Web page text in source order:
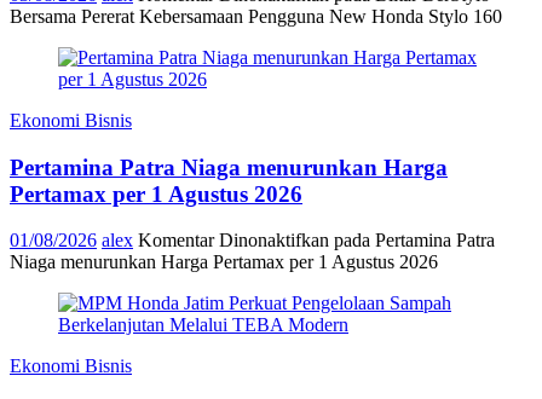
Bersama Pererat Kebersamaan Pengguna New Honda Stylo 160
Ekonomi Bisnis
Pertamina Patra Niaga menurunkan Harga
Pertamax per 1 Agustus 2026
01/08/2026 alex Komentar Dinonaktifkan pada Pertamina Patra
Niaga menurunkan Harga Pertamax per 1 Agustus 2026
Ekonomi Bisnis